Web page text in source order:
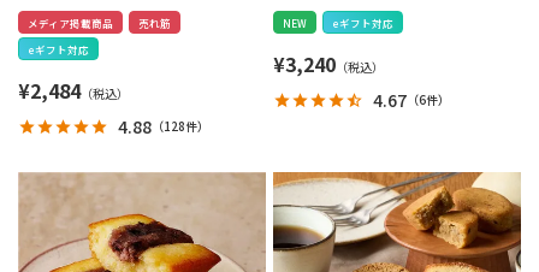
メディア掲載商品
売れ筋
eギフト対応
¥2,484
4.88 （128件）
NEW eギフト対応
¥3,240
4.67 （6件）